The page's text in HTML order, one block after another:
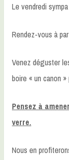
Le vendredi
Rendez-vous à
Venez déguster
boire « un canon
Pensez à
verre.
Nous en